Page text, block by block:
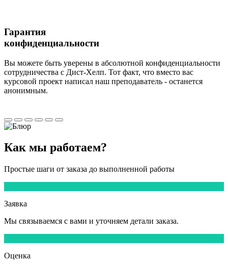
Гарантия
конфиденциальности
Вы можете быть уверены в абсолютной конфиденциальности
сотрудничества с Дист-Хелп. Тот факт, что вместо вас
курсовой проект написал наш преподаватель - останется
анонимным.
Как мы работаем?
Простые шаги от заказа до выполненной работы
Заявка
Мы связываемся с вами и уточняем детали заказа.
Оценка